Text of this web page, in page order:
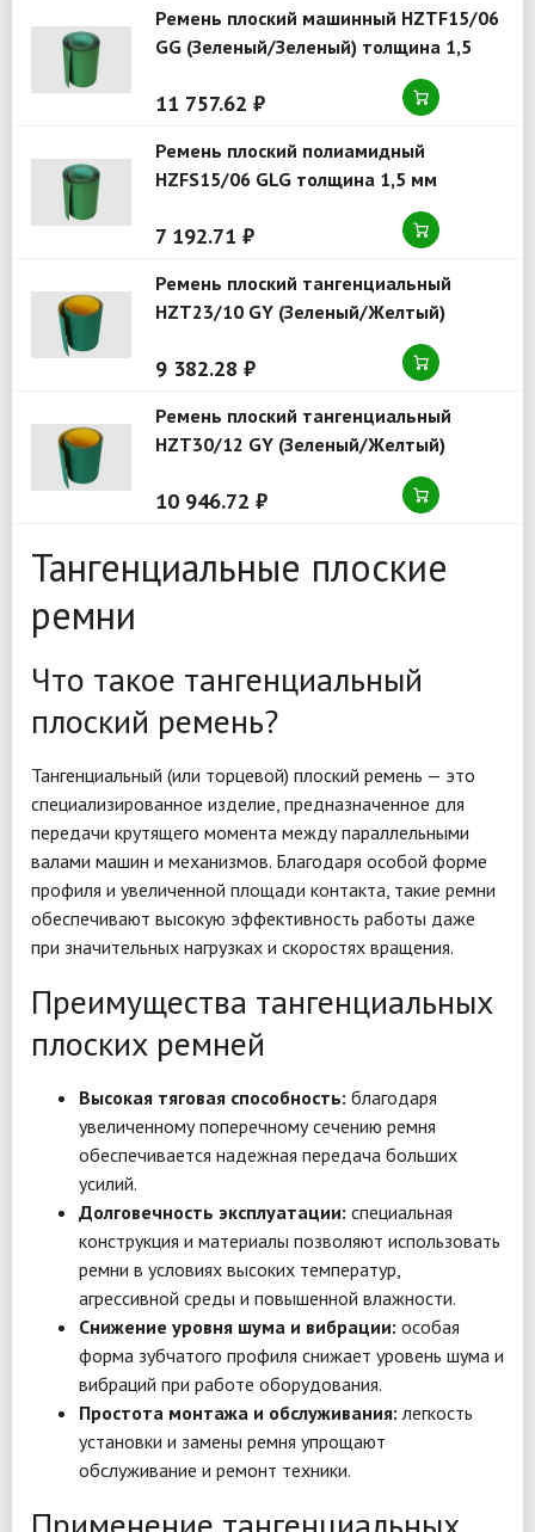
Ремень плоский машинный HZTF15/06
GG (Зеленый/Зеленый) толщина 1,5
11 757.62 ₽
Ремень плоский полиамидный
HZFS15/06 GLG толщина 1,5 мм
7 192.71 ₽
Ремень плоский тангенциальный
HZT23/10 GY (Зеленый/Желтый)
9 382.28 ₽
Ремень плоский тангенциальный
HZT30/12 GY (Зеленый/Желтый)
10 946.72 ₽
Тангенциальные плоские
ремни
Что такое тангенциальный
плоский ремень?
Тангенциальный (или торцевой) плоский ремень — это
специализированное изделие, предназначенное для
передачи крутящего момента между параллельными
валами машин и механизмов. Благодаря особой форме
профиля и увеличенной площади контакта, такие ремни
обеспечивают высокую эффективность работы даже
при значительных нагрузках и скоростях вращения.
Преимущества тангенциальных
плоских ремней
Высокая тяговая способность: благодаря
увеличенному поперечному сечению ремня
обеспечивается надежная передача больших
усилий.
Долговечность эксплуатации: специальная
конструкция и материалы позволяют использовать
ремни в условиях высоких температур,
агрессивной среды и повышенной влажности.
Снижение уровня шума и вибрации: особая
форма зубчатого профиля снижает уровень шума и
вибраций при работе оборудования.
Простота монтажа и обслуживания: легкость
установки и замены ремня упрощают
обслуживание и ремонт техники.